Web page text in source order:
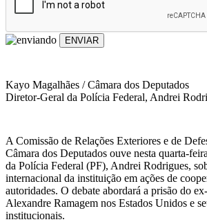
ENVIAR
Kayo Magalhães / Câmara dos Deputados
Diretor-Geral da Polícia Federal, Andrei
A Comissão de Relações Exteriores e de
Câmara dos Deputados ouve nesta quarta-
da Polícia Federal (PF), Andrei Rodrigues,
internacional da instituição em ações de
autoridades. O debate abordará a prisão do
Alexandre Ramagem nos Estados Unidos e
institucionais.